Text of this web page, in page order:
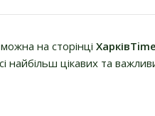
на сторінці
найбільш цікавих та